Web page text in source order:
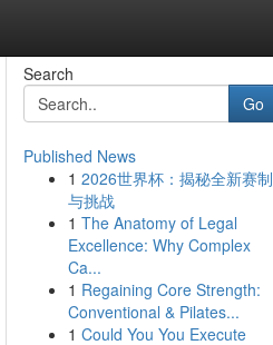
Search
Go
Published News
1 2026世界杯：揭秘全新赛制
与挑战
1 The Anatomy of Legal
Excellence: Why Complex
Ca...
1 Regaining Core Strength:
Conventional & Pilates...
1 Could You You Execute